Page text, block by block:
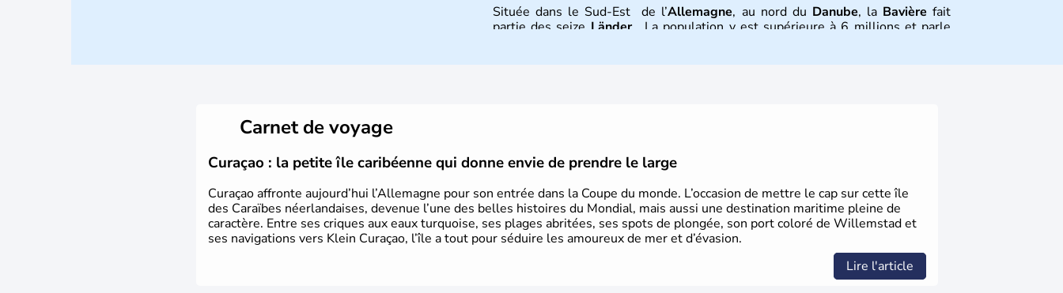
Située dans le Sud-Est de l’Allemagne, au nord du Danube, la Bavière fait
partie des seize Länder. La population y est supérieure à 6 millions et parle
Carnet de voyage
Curaçao : la petite île caribéenne qui donne envie de prendre le large
Curaçao affronte aujourd’hui l’Allemagne pour son entrée dans la Coupe du monde. L’occasion de mettre le cap sur cette île
des Caraïbes néerlandaises, devenue l’une des belles histoires du Mondial, mais aussi une destination maritime pleine de
caractère. Entre ses criques aux eaux turquoise, ses plages abritées, ses spots de plongée, son port coloré de Willemstad et
ses navigations vers Klein Curaçao, l’île a tout pour séduire les amoureux de mer et d’évasion.
Lire l'article